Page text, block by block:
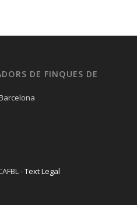
DE FINQUES DE
-Text Legal